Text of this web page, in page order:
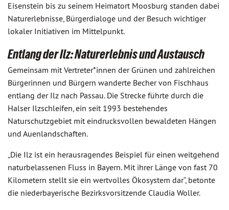
Eisenstein bis zu seinem Heimatort Moosburg standen dabei
Naturerlebnisse, Bürgerdialoge und der Besuch wichtiger
lokaler Initiativen im Mittelpunkt.
Entlang der Ilz: Naturerlebnis und Austausch
Gemeinsam mit Vertreter*innen der Grünen und zahlreichen
Bürgerinnen und Bürgern wanderte Becher von Fischhaus
entlang der Ilz nach Passau. Die Strecke führte durch die
Halser Ilzschleifen, ein seit 1993 bestehendes
Naturschutzgebiet mit eindrucksvollen bewaldeten Hängen
und Auenlandschaften.
„Die Ilz ist ein herausragendes Beispiel für einen weitgehend
naturbelassenen Fluss in Bayern. Mit ihrer Länge von fast 70
Kilometern stellt sie ein wertvolles Ökosystem dar“, betonte
die niederbayerische Bezirksvorsitzende Claudia Woller.